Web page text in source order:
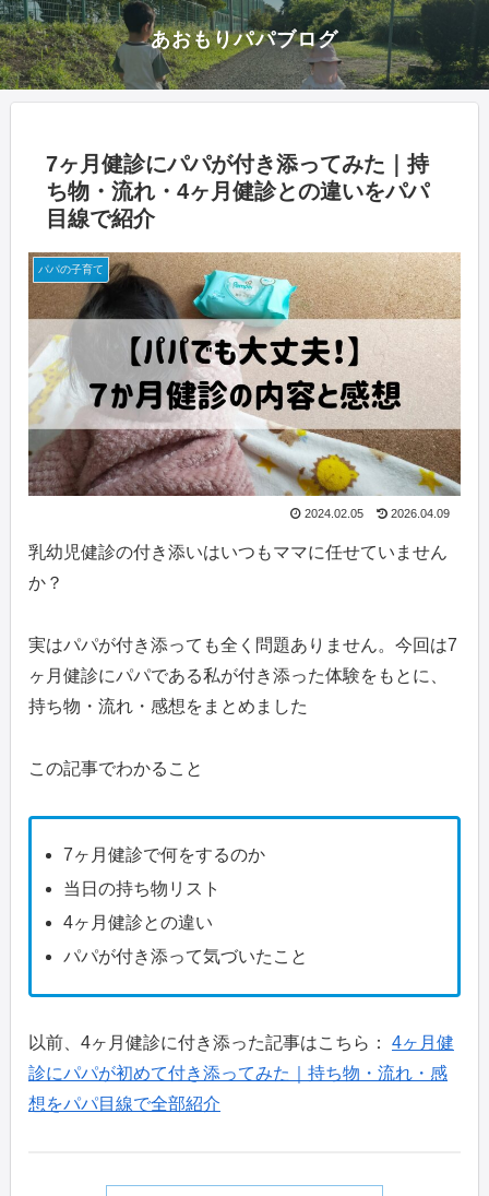
あおもりパパブログ
7ヶ月健診にパパが付き添ってみた｜持
ち物・流れ・4ヶ月健診との違いをパパ
目線で紹介
パパの子育て
2024.02.05 2026.04.09
乳幼児健診の付き添いはいつもママに任せていません
か？
実はパパが付き添っても全く問題ありません。今回は7
ヶ月健診にパパである私が付き添った体験をもとに、
持ち物・流れ・感想をまとめました
この記事でわかること
7ヶ月健診で何をするのか
当日の持ち物リスト
4ヶ月健診との違い
パパが付き添って気づいたこと
以前、4ヶ月健診に付き添った記事はこちら： 4ヶ月健
診にパパが初めて付き添ってみた｜持ち物・流れ・感
想をパパ目線で全部紹介